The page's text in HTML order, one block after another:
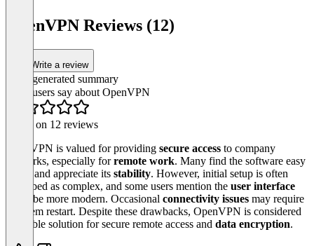
OpenVPN Reviews (12)
Write a review
AI-generated summary
What users say about OpenVPN
Based on 12 reviews
OpenVPN is valued for providing secure access to company
networks, especially forremote work. Many find the software easy
to use and appreciate its stability. However, initial setup is often
described as complex, and some users mention the user interface
could be more modern. Occasional connectivity issues may require
a system restart. Despite these drawbacks, OpenVPN is considered
a reliable solution for secure remote access and data encryption.